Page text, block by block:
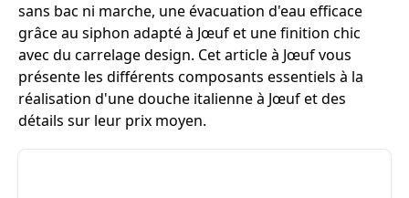
sans bac ni marche, une évacuation d'eau efficace
grâce au siphon adapté à Jœuf et une finition chic
avec du carrelage design. Cet article à Jœuf vous
présente les différents composants essentiels à la
réalisation d'une douche italienne à Jœuf et des
détails sur leur prix moyen.